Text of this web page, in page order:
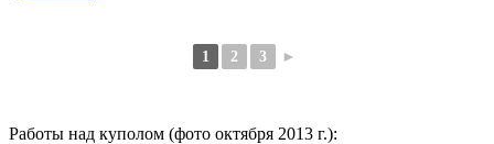
1 2 3 ►
Работы над куполом (фото октября 2013 г.):